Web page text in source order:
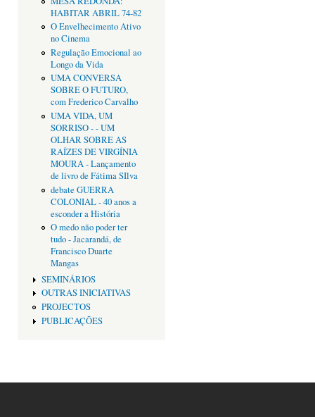
HABITAR ABRIL 74-82
O Envelhecimento Ativo
no Cinema
Regulação Emocional ao
Longo da Vida
UMA CONVERSA
SOBRE O FUTURO,
com Frederico Carvalho
UMA VIDA, UM
SORRISO - - UM
OLHAR SOBRE AS
RAÍZES DE VIRGÍNIA
MOURA - Lançamento
de livro de Fátima SIlva
debate GUERRA
COLONIAL - 40 anos a
esconder a História
O medo não poder ter
tudo - Jacarandá, de
Francisco Duarte
Mangas
SEMINÁRIOS
OUTRAS INICIATIVAS
PROJECTOS
PUBLICAÇÕES